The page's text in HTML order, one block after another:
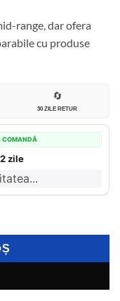
range, dar ofera
cu produse
🔄
30 ZILE RETUR
COMANDĂ
zile